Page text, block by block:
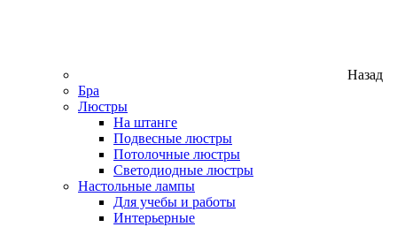
Назад
Бра
Люстры
На штанге
Подвесные люстры
Потолочные люстры
Светодиодные люстры
Настольные лампы
Для учебы и работы
Интерьерные